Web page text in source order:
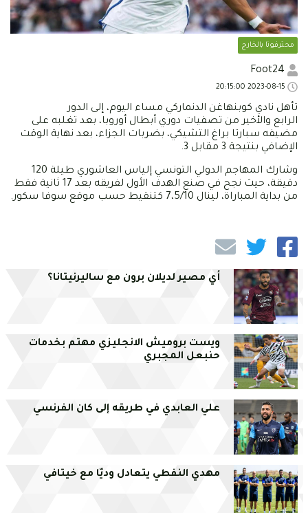
محترفونا بالخارج
تأهل نادي كوبنهاغن الدنماركي مساء اليوم، إلى الدور
الرابع والأخير من تصفيات دوري أبطال أوروبا، بعد تغلبه على
مضيفه سبارتا براغ التشيكي، بضربات الجزاء، بعد نهاية الوقت
الإضافي بنتيجة 3 مقابل 3.
وشارك المهاجم الدولي التونسي إلياس العاشوري طيلة 120
دقيقة، حيث نجح في صنع الهدف الأول لفريقه بعد 17 ثانية فقط
من بداية المباراة، لينال 7،5/10 كتنقيط حسب موقع سوفا سكور.
أي مصير لديلان برون مع ساليرنيتانا؟
ويست بروميش الانجليزي مهتم بخدمات
حنبعل المجبري
علي العابدي في طريقه إلى كان الفرنسي
مهدي النفطي يتعادل وديّا مع خيتافي